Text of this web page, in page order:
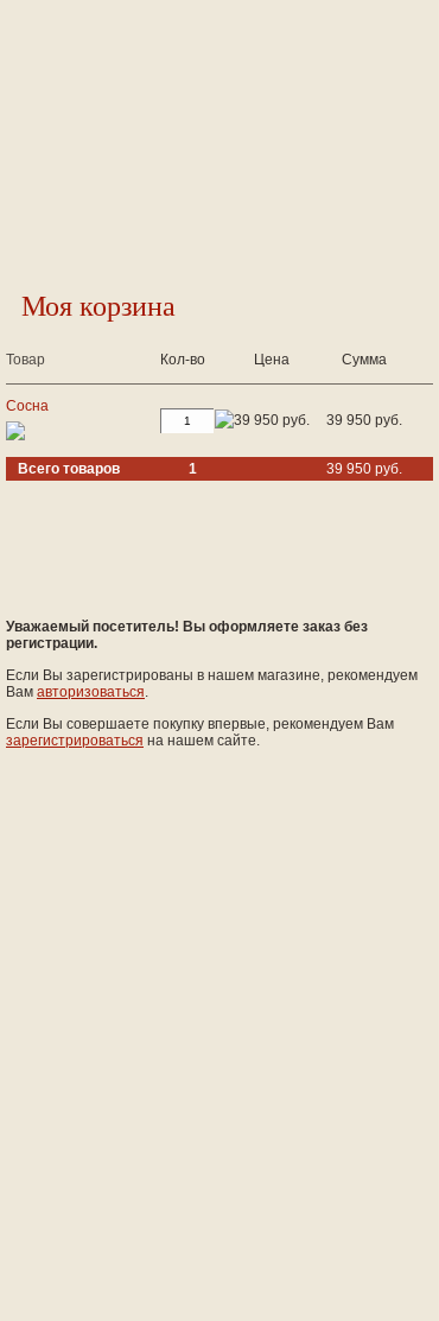
Моя корзина
Товар Кол-во Цена Сумма
Сосна
39 950 руб.
39 950 руб.
Всего товаров 1 39 950 руб.
Уважаемый посетитель! Вы оформляете заказ без
регистрации.
Если Вы зарегистрированы в нашем магазине, рекомендуем
Вам авторизоваться.
Если Вы совершаете покупку впервые, рекомендуем Вам
зарегистрироваться на нашем сайте.